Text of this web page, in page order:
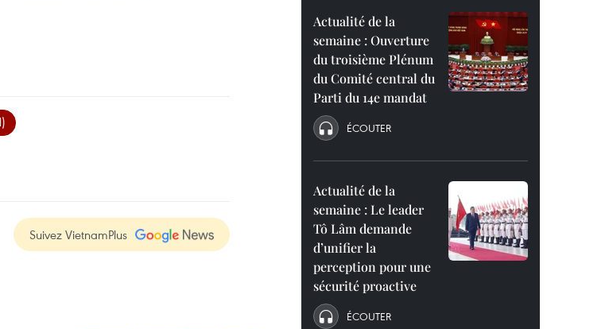
Suivez VietnamPlus
Actualité de la
semaine : Ouverture
du troisième Plénum
du Comité central du
Parti du 14e mandat
ÉCOUTER
Actualité de la
semaine : Le leader
Tô Lâm demande
d’unifier la
perception pour une
sécurité proactive
ÉCOUTER